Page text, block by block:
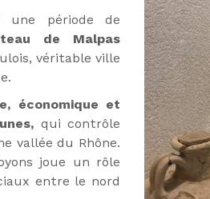
une période de
de Malpas
véritable ville
économique et
qui contrôle
vallée du Rhône.
joue un rôle
entre le nord